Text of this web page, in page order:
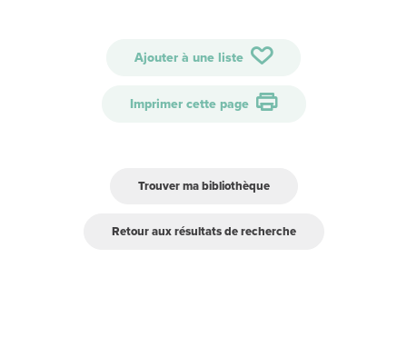
Ajouter à une liste
Imprimer cette page
Trouver ma bibliothèque
Retour aux résultats de recherche